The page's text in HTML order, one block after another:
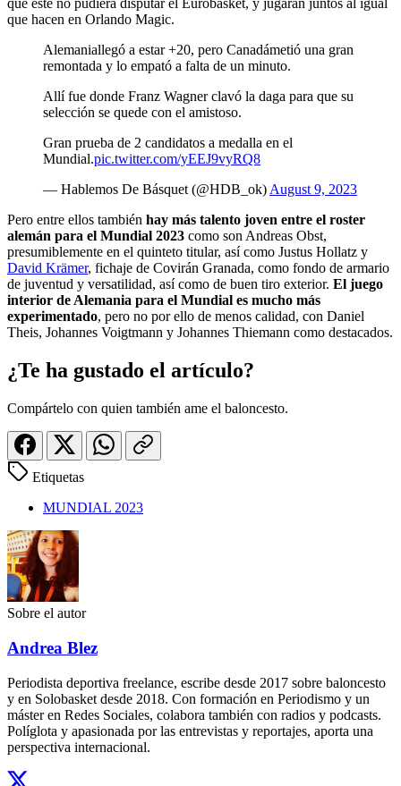
que este no pudiera disputar el Eurobasket, y jugarán juntos al igual
que hacen en Orlando Magic.
Alemaniallegó a estar +20, pero Canadámetió una gran
remontada y lo empató a falta de un minuto.
Allí fue donde Franz Wagner clavó la daga para que su
selección se quede con el amistoso.
Gran prueba de 2 candidatos a medalla en el
Mundial.pic.twitter.com/yEEJ9vyRQ8
— Hablemos De Básquet (@HDB_ok) August 9, 2023
Pero entre ellos también hay más talento joven entre el roster
alemán para el Mundial 2023 como son Andreas Obst,
presumiblemente en el quinteto titular, así como Justus Hollatz y
David Krämer, fichaje de Covirán Granada, como fondo de armario
de juventud y versatilidad, así como de buen tiro exterior. El juego
interior de Alemania para el Mundial es mucho más
experimentado, pero no por ello de menos calidad, con Daniel
Theis, Johannes Voigtmann y Johannes Thiemann como destacados.
¿Te ha gustado el artículo?
Compártelo con quien también ame el baloncesto.
Etiquetas
MUNDIAL 2023
Sobre el autor
Andrea Blez
Periodista deportiva freelance, escribe desde 2017 sobre baloncesto
y en Solobasket desde 2018. Con formación en Periodismo y un
máster en Redes Sociales, colabora también con radios y podcasts.
Políglota y apasionada por las entrevistas y reportajes, aporta una
perspectiva internacional.